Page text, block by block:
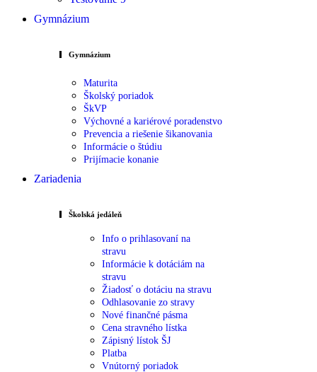
Gymnázium
Gymnázium
Maturita
Školský poriadok
ŠkVP
Výchovné a kariérové poradenstvo
Prevencia a riešenie šikanovania
Informácie o štúdiu
Prijímacie konanie
Zariadenia
Školská jedáleň
Info o prihlasovaní na
stravu
Informácie k dotáciám na
stravu
Žiadosť o dotáciu na stravu
Odhlasovanie zo stravy
Nové finančné pásma
Cena stravného lístka
Zápisný lístok ŠJ
Platba
Vnútorný poriadok